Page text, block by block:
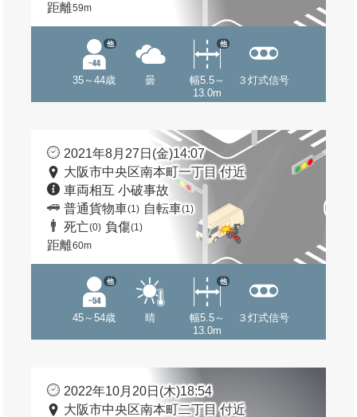
距離59m
35～44歳
他
曇
幅5.5～
13.0m
他
３灯式信号
2021年8月27日(金)14:07
大阪市中央区南本町一丁目 付近
車両相互 小破事故
普通貨物車(1) 自転車(1)
死亡(0) 負傷(1)
距離60m
45～54歳
他
晴
幅5.5～
13.0m
他
３灯式信号
2022年10月20日(木)18:54
大阪市中央区南本町二丁目 付近